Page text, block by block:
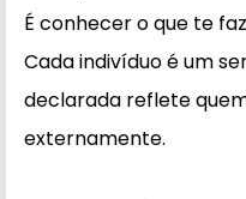
É conhecer o que te
Cada indivíduo é um
declarada reflete
externamente.